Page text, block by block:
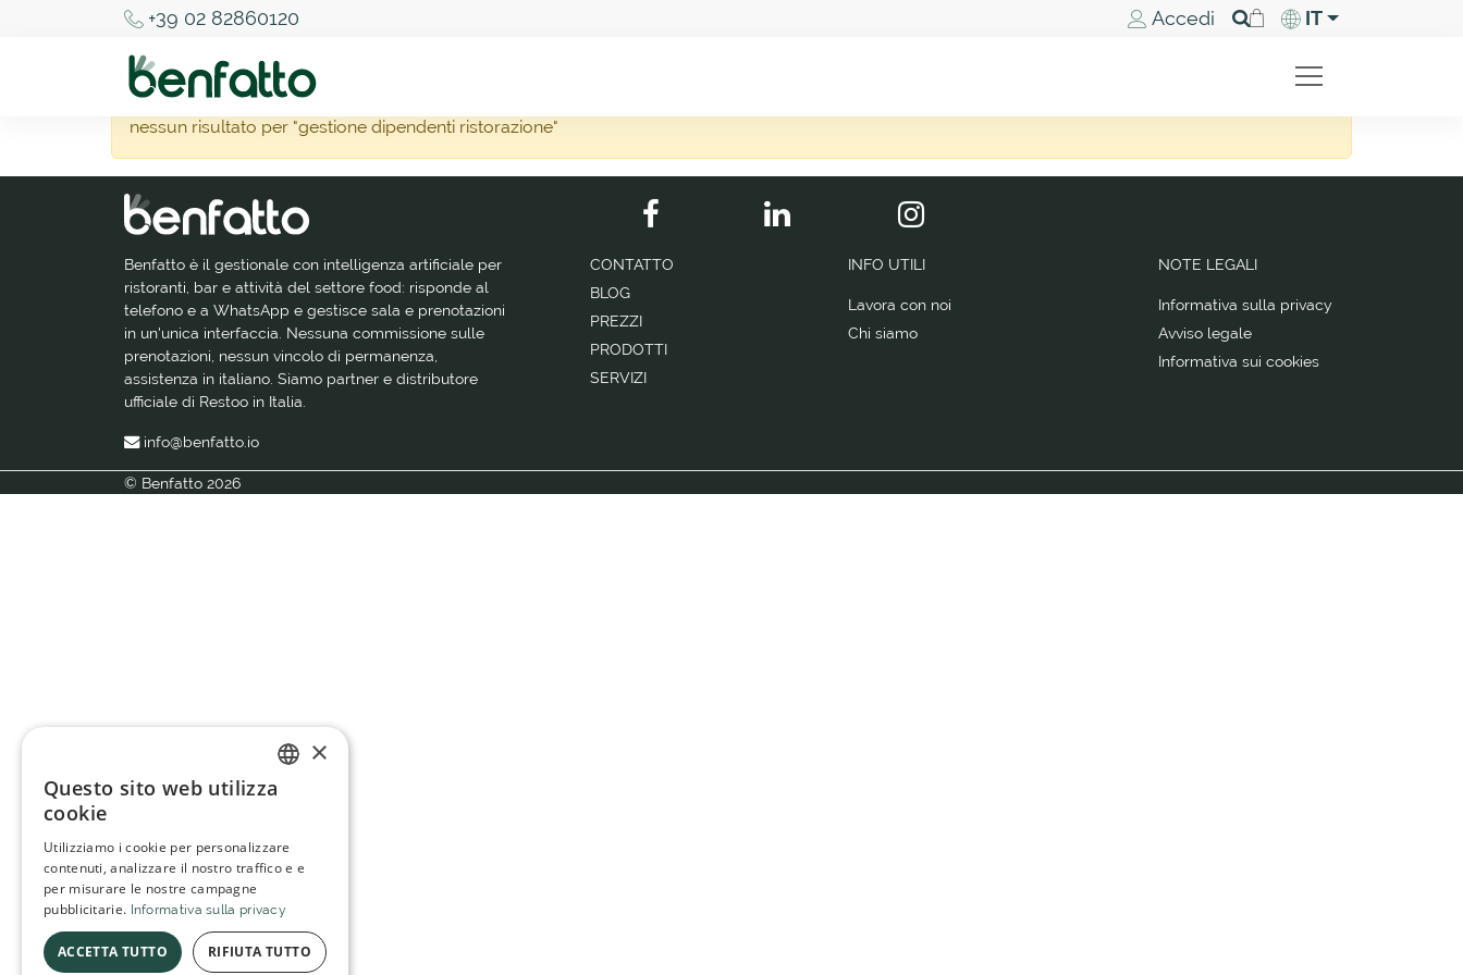
+39 02 82860120 Accedi IT
nessun risultato per "gestione dipendenti ristorazione"
Benfatto è il gestionale con intelligenza artificiale per
ristoranti, bar e attività del settore food: risponde al
telefono e a WhatsApp e gestisce sala e prenotazioni
in un'unica interfaccia. Nessuna commissione sulle
prenotazioni, nessun vincolo di permanenza,
assistenza in italiano. Siamo partner e distributore
ufficiale di Restoo in Italia.
info@benfatto.io
CONTATTO
BLOG
PREZZI
PRODOTTI
SERVIZI
INFO UTILI
Lavora con noi
Chi siamo
NOTE LEGALI
Informativa sulla privacy
Avviso legale
Informativa sui cookies
© Benfatto 2026
×
Questo sito web utilizza
cookie
Utilizziamo i cookie per personalizzare
contenuti, analizzare il nostro traffico e e
per misurare le nostre campagne
pubblicitarie. Informativa sulla privacy
ACCETTA TUTTO RIFIUTA TUTTO